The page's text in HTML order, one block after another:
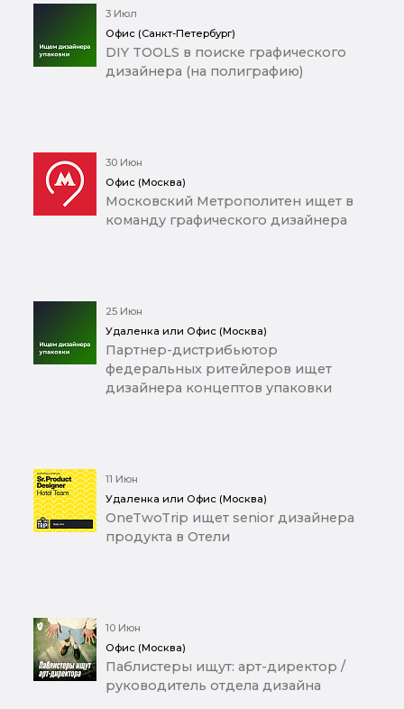
3 Июл
Офис (Санкт-Петербург)
DIY TOOLS в поиске графического
дизайнера (на полиграфию)
30 Июн
Офис (Москва)
Московский Метрополитен ищет в
команду графического дизайнера
25 Июн
Удаленка или Офис (Москва)
Партнер-дистрибьютор
федеральных ритейлеров ищет
дизайнера концептов упаковки
11 Июн
Удаленка или Офис (Москва)
OneTwoTrip ищет senior дизайнера
продукта в Отели
10 Июн
Офис (Москва)
Паблистеры ищут: арт-директор /
руководитель отдела дизайна